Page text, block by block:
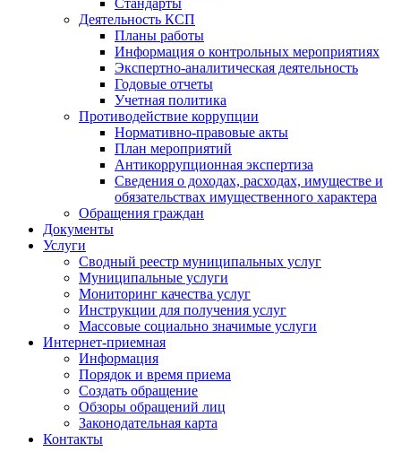
Стандарты
Деятельность КСП
Планы работы
Информация о контрольных мероприятиях
Экспертно-аналитическая деятельность
Годовые отчеты
Учетная политика
Противодействие коррупции
Нормативно-правовые акты
План мероприятий
Антикоррупционная экспертиза
Сведения о доходах, расходах, имуществе и
обязательствах имущественного характера
Обращения граждан
Документы
Услуги
Сводный реестр муниципальных услуг
Муниципальные услуги
Мониторинг качества услуг
Инструкции для получения услуг
Массовые социально значимые услуги
Интернет-приемная
Информация
Порядок и время приема
Создать обращение
Обзоры обращений лиц
Законодательная карта
Контакты